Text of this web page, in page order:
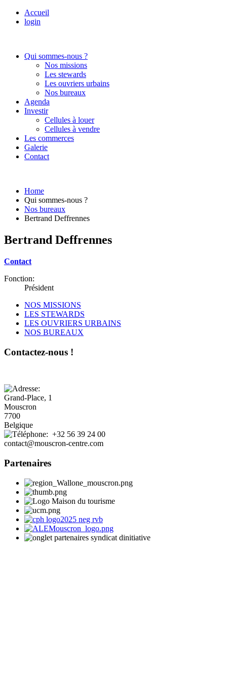
Accueil
login
Qui sommes-nous ?
Nos missions
Les stewards
Les ouvriers urbains
Nos bureaux
Agenda
Investir
Cellules à louer
Cellules à vendre
Les commerces
Galerie
Contact
Home
Qui sommes-nous ?
Nos bureaux
Bertrand Deffrennes
Bertrand Deffrennes
Contact
Fonction:
Président
NOS MISSIONS
LES STEWARDS
LES OUVRIERS URBAINS
NOS BUREAUX
Contactez-nous !
Grand-Place, 1
Mouscron
7700
Belgique
+32 56 39 24 00
contact@mouscron-centre.com
Partenaires